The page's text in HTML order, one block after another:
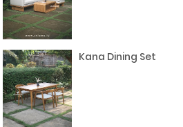
Kana Dining Set